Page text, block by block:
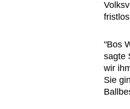
"Bos
sagte
wir
Sie